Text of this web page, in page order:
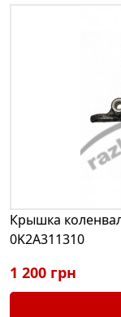
Крышка
0K2A311310
1 200 грн